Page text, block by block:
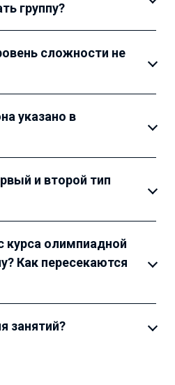
группу?
сложности не
указано в
и второй тип
курса олимпиадной
Как пересекаются
занятий?